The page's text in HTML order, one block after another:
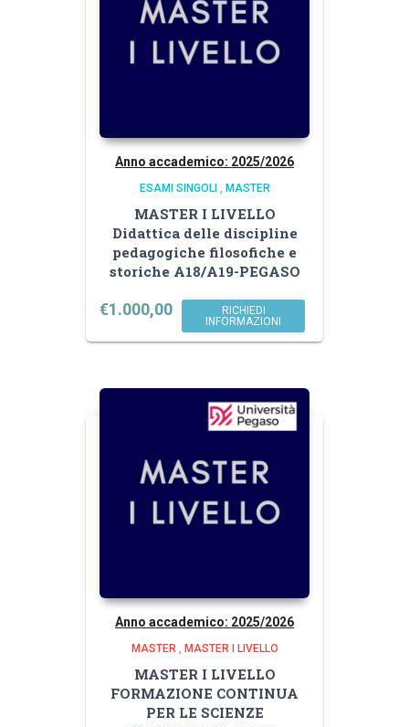
Anno accademico: 2025/2026
ESAMI SINGOLI , MASTER
MASTER I LIVELLO
Didattica delle discipline
pedagogiche filosofiche e
storiche A18/A19-PEGASO
€1.000,00
RICHIEDI
INFORMAZIONI
Anno accademico: 2025/2026
MASTER, MASTER I LIVELLO
MASTER I LIVELLO
FORMAZIONE CONTINUA
PER LE SCIENZE